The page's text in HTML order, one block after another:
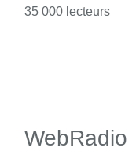
35 000 lecteurs
WebRadio